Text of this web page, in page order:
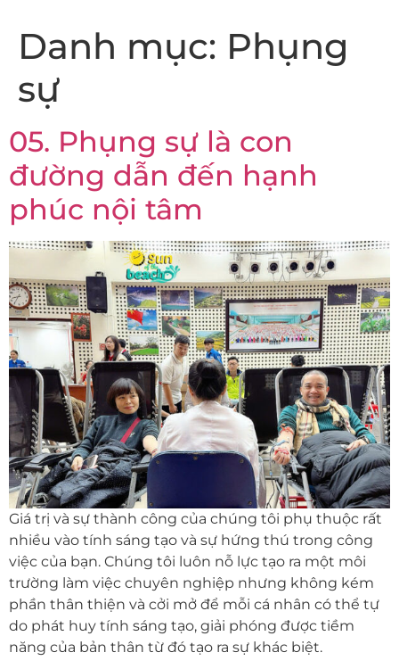
Danh mục: Phụng
sự
05. Phụng sự là con
đường dẫn đến hạnh
phúc nội tâm
Giá trị và sự thành công của chúng tôi phụ thuộc rất
nhiều vào tính sáng tạo và sự hứng thú trong công
việc của bạn. Chúng tôi luôn nỗ lực tạo ra một môi
trường làm việc chuyên nghiệp nhưng không kém
phần thân thiện và cởi mở để mỗi cá nhân có thể tự
do phát huy tính sáng tạo, giải phóng được tiềm
năng của bản thân từ đó tạo ra sự khác biệt.